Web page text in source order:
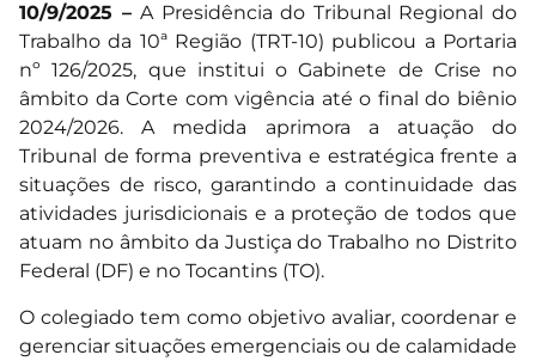
10/9/2025 –A Presidência do Tribunal Regional do
Trabalho da 10ª Região (TRT-10) publicou a Portaria
nº 126/2025, que institui o Gabinete de Crise no
âmbito da Corte com vigência até o final do biênio
2024/2026. A medida aprimora a atuação do
Tribunal de forma preventiva e estratégica frente a
situações de risco, garantindo a continuidade das
atividades jurisdicionais e a proteção de todos que
atuam no âmbito da Justiça do Trabalho no Distrito
Federal (DF) e no Tocantins (TO).
O colegiado tem como objetivo avaliar, coordenar e
gerenciar situações emergenciais ou de calamidade